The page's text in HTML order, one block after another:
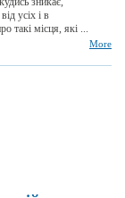
усіх і в
такі місця, які ...
More